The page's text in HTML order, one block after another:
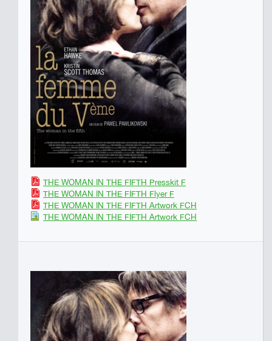
THE WOMAN IN THE FIFTH Presskit F
THE WOMAN IN THE FIFTH Flyer F
THE WOMAN IN THE FIFTH Artwork FCH
THE WOMAN IN THE FIFTH Artwork FCH